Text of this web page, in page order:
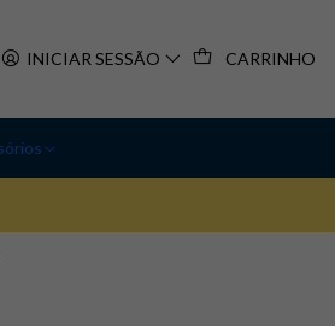
INICIAR SESSÃO CARRINHO